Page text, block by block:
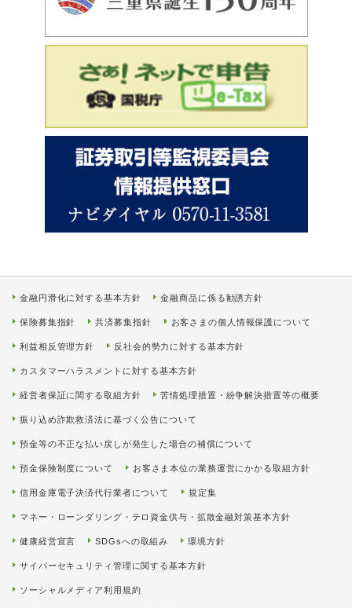
金融円滑化に対する基本方針 金融商品に係る勧誘方針
保険募集指針 共済募集指針 お客さまの個人情報保護について
利益相反管理方針 反社会的勢力に対する基本方針
カスタマーハラスメントに対する基本方針
経営者保証に関する取組方針 苦情処理措置・紛争解決措置等の概要
振り込め詐欺救済法に基づく公告について
預金等の不正な払い戻しが発生した場合の補償について
預金保険制度について お客さま本位の業務運営にかかる取組方針
信用金庫電子決済代行業者について 規定集
マネー・ローンダリング・テロ資金供与・拡散金融対策基本方針
健康経営宣言 SDGsへの取組み 環境方針
サイバーセキュリティ管理に関する基本方針
ソーシャルメディア利用規約